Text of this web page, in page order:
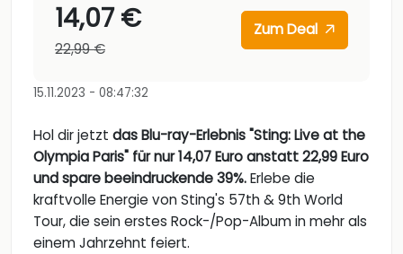
14,07 €
22,99 €
Zum Deal
15.11.2023 - 08:47:32
Hol dir jetzt das Blu-ray-Erlebnis "Sting: Live at the
Olympia Paris" für nur 14,07 Euro anstatt 22,99 Euro
und spare beeindruckende 39%.Erlebe die
kraftvolle Energie von Sting's 57th & 9th World
Tour, die sein erstes Rock-/Pop-Album in mehr als
einem Jahrzehnt feiert.